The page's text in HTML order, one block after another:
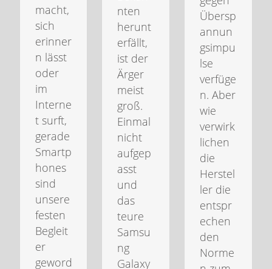
macht,
sich
erinner
n lässt
oder
im
Interne
t surft,
gerade
Smartp
hones
sind
unsere
festen
Begleit
er
geword
nten
herunt
erfällt,
ist der
Ärger
meist
groß.
Einmal
nicht
aufgep
asst
und
das
teure
Samsu
ng
Galaxy
Übersp
annun
gsimpu
lse
verfüge
n. Aber
wie
verwirk
lichen
die
Herstel
ler die
entspr
echen
den
Norme